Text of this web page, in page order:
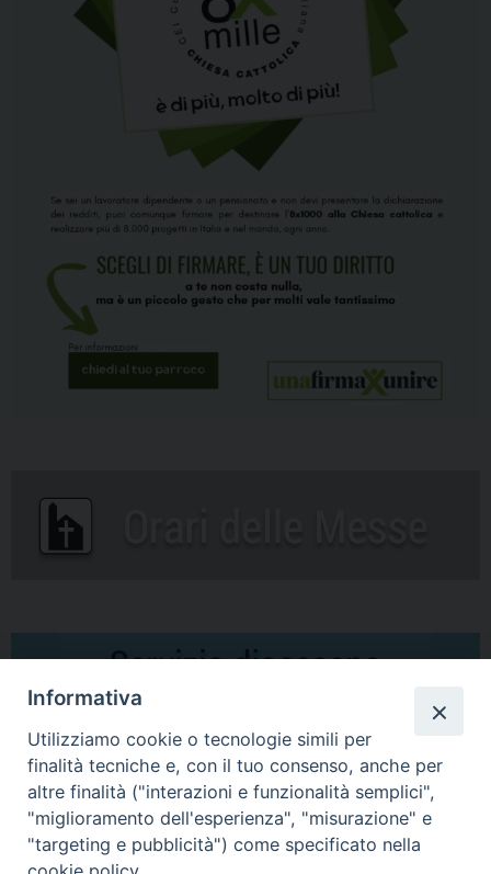
Comunicati Stampa
Il cordoglio dei Vescovi di Puglia per la morte di S.E.R. Mons. Agostino
Superbo
Informativa
Utilizziamo cookie o tecnologie simili per
finalità tecniche e, con il tuo consenso, anche per
altre finalità ("interazioni e funzionalità semplici",
"miglioramento dell'esperienza", "misurazione" e
"targeting e pubblicità") come specificato nella